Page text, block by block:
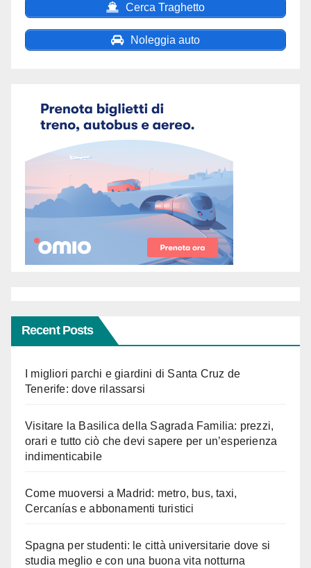
Cerca Traghetto
Noleggia auto
Recent Posts
I migliori parchi e giardini di Santa Cruz de
Tenerife: dove rilassarsi
Visitare la Basilica della Sagrada Familia: prezzi,
orari e tutto ciò che devi sapere per un’esperienza
indimenticabile
Come muoversi a Madrid: metro, bus, taxi,
Cercanías e abbonamenti turistici
Spagna per studenti: le città universitarie dove si
studia meglio e con una buona vita notturna